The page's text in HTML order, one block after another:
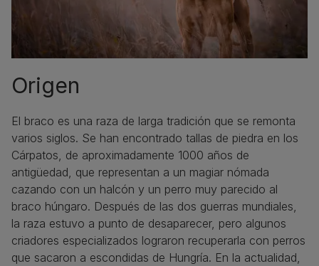
Origen
El braco es una raza de larga tradición que se remonta
varios siglos. Se han encontrado tallas de piedra en los
Cárpatos, de aproximadamente 1000 años de
antigüedad, que representan a un magiar nómada
cazando con un halcón y un perro muy parecido al
braco húngaro. Después de las dos guerras mundiales,
la raza estuvo a punto de desaparecer, pero algunos
criadores especializados lograron recuperarla con perros
que sacaron a escondidas de Hungría. En la actualidad,